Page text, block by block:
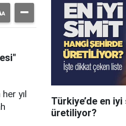
yıl
Türkiye’de en
üretiliyor?